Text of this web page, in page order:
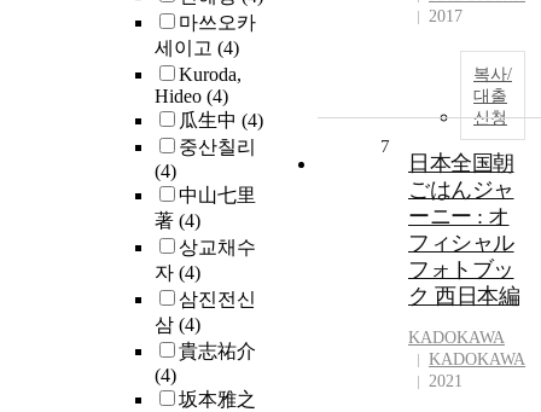
마쓰오카
세이고 (4)
Kuroda,
Hideo (4)
瓜生中 (4)
중산칠리
(4)
中山七里
著 (4)
상교채수
자 (4)
삼진전신
삼 (4)
貴志祐介
(4)
坂本雅之
2017
복사/
대출
신청
7
日本全国朝
ごはんジャ
ーニー : オ
フィシャル
フォトブッ
ク 西日本編
KADOKAWA
KADOKAWA
2021